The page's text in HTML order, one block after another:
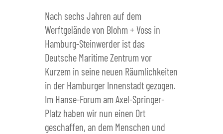
Nach sechs Jahren auf dem
Werftgelände von Blohm + Voss in
Hamburg-Steinwerder ist das
Deutsche Maritime Zentrum vor
Kurzem in seine neuen Räumlichkeiten
in der Hamburger Innenstadt gezogen.
Im Hanse-Forum am Axel-Springer-
Platz haben wir nun einen Ort
geschaffen, an dem Menschen und